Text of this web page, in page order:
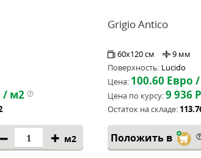
/ м2
м2
Grigio Antico
60x120 см
9 мм
Поверхность: Lucido
Цена: 100.60 Евро
Цена по курсу:9 936
Остаток на складе:
Положить в